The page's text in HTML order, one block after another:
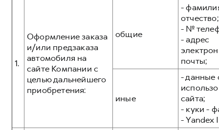
Автомобильные аксессуары
Коллекция CITY
Коллекция Базовая
Коллекция Детская
Коллекция Базовая
Коллекция Детская
1.
Оформление заказа
и/или предзаказа
автомобиля на
сайте Компании с
целью дальнейшего
приобретения:
общие
-
отчество;
- №
- адрес
почты;
иные
- данные
сайта;
- куки -
- Yandex